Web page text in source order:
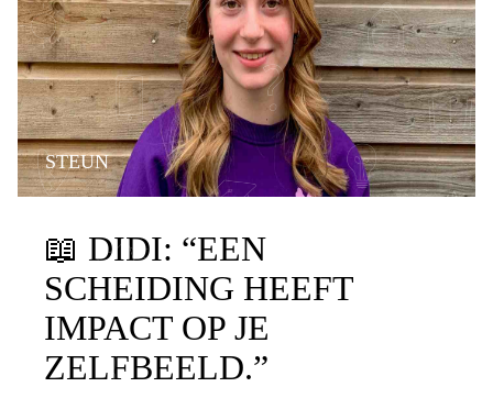
STEUN
📖 DIDI: “EEN
SCHEIDING HEEFT
IMPACT OP JE
ZELFBEELD.”